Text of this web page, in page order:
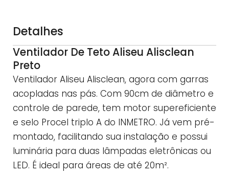
Detalhes
Ventilador De Teto Aliseu Alisclean
Preto
Ventilador Aliseu Alisclean, agora com garras
acopladas nas pás. Com 90cm de diâmetro e
controle de parede, tem motor supereficiente
e selo Procel triplo A do INMETRO. Já vem pré-
montado, facilitando sua instalação e possui
luminária para duas lâmpadas eletrônicas ou
LED. É ideal para áreas de até 20m².